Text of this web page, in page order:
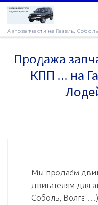
Skip to content
Автозапчасти на Газель,
Продажа
КПП ... на
Мы продаём
двигателям для
Соболь, Волга